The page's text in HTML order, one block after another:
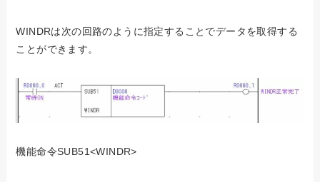
WINDRは次の回路のように指定することでデータを取得する
ことができます。
機能命令SUB51<WINDR>